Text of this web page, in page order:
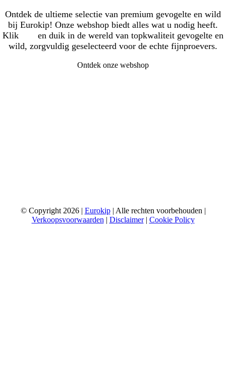
Ontdek de ultieme selectie van premium gevogelte en wild
bij Eurokip! Onze webshop biedt alles wat u nodig heeft.
Klik
en duik in de wereld van topkwaliteit gevogelte en
wild, zorgvuldig geselecteerd voor de echte fijnproevers.
Ontdek onze webshop
© Copyright 2026 | Eurokip| Alle rechten voorbehouden |
Verkoopsvoorwaarden | Disclaimer| Cookie Policy